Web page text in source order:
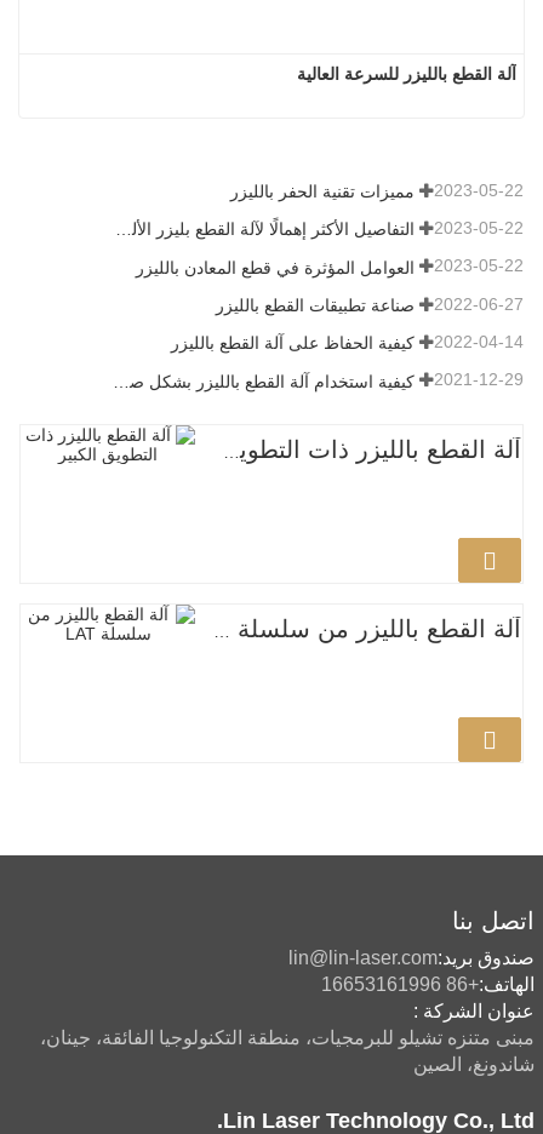
آلة القطع بالليزر للسرعة العالية
مميزات تقنية الحفر بالليزر 2023-05-22
التفاصيل الأكثر إهمالًا لآلة القطع بليزر الألياف 2023-05-22
العوامل المؤثرة في قطع المعادن بالليزر 2023-05-22
صناعة تطبيقات القطع بالليزر 2022-06-27
كيفية الحفاظ على آلة القطع بالليزر 2022-04-14
2021-12-29
آلة القطع بالليزر ذات التطويق الكبير
اتصل بنا
صندوق بريد:lin@lin-laser.com
الهاتف:+86 16653161996
عنوان الشركة :
مبنى متنزه تشيلو للبرمجيات، منطقة التكنولوجيا الفائقة، جينان،
شاندونغ، الصين
Lin Laser Technology Co., Ltd.